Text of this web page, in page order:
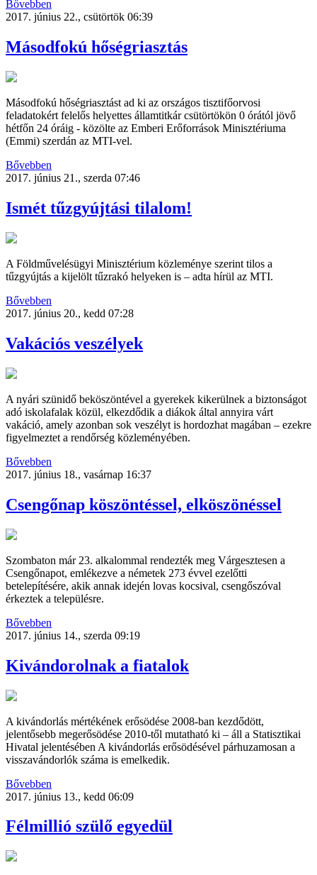
Bővebben
2017. június 22., csütörtök 06:39
Másodfokú hőségriasztás
Másodfokú hőségriasztást ad ki az országos tisztifőorvosi
feladatokért felelős helyettes államtitkár csütörtökön 0 órától jövő
hétfőn 24 óráig - közölte az Emberi Erőforrások Minisztériuma
(Emmi) szerdán az MTI-vel.
Bővebben
2017. június 21., szerda 07:46
Ismét tűzgyújtási tilalom!
A Földművelésügyi Minisztérium közleménye szerint tilos a
tűzgyújtás a kijelölt tűzrakó helyeken is – adta hírül az MTI.
Bővebben
2017. június 20., kedd 07:28
Vakációs veszélyek
A nyári szünidő beköszöntével a gyerekek kikerülnek a biztonságot
adó iskolafalak közül, elkezdődik a diákok által annyira várt
vakáció, amely azonban sok veszélyt is hordozhat magában – ezekre
figyelmeztet a rendőrség közleményében.
Bővebben
2017. június 18., vasárnap 16:37
Csengőnap köszöntéssel, elköszönéssel
Szombaton már 23. alkalommal rendezték meg Várgesztesen a
Csengőnapot, emlékezve a németek 273 évvel ezelőtti
betelepítésére, akik annak idején lovas kocsival, csengőszóval
érkeztek a településre.
Bővebben
2017. június 14., szerda 09:19
Kivándorolnak a fiatalok
A kivándorlás mértékének erősödése 2008-ban kezdődött,
jelentősebb megerősödése 2010-től mutatható ki – áll a Statisztikai
Hivatal jelentésében A kivándorlás erősödésével párhuzamosan a
visszavándorlók száma is emelkedik.
Bővebben
2017. június 13., kedd 06:09
Félmillió szülő egyedül